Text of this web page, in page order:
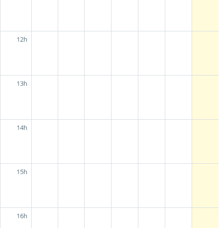
12h
13h
14h
15h
16h